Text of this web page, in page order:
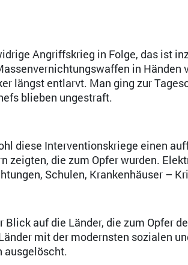
Angriffskrieg in Folge, das ist
in
längst entlarvt. Man ging zur
blieben ungestraft.
diese Interventionskriege einen
zeigten, die zum Opfer wurden.
Schulen, Krankenhäuser –
Blick auf die Länder, die zum Opfer
mit der modernsten sozialen
ausgelöscht.